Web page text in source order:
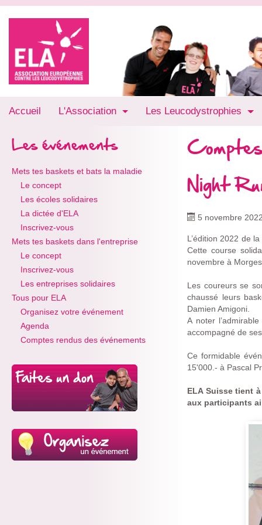
Accueil L'Association Les Leucodystrophies
Les événements
Mets tes baskets et bats la maladie
Le concept
Les écoles solidaires
La dictée d'ELA
Inscrivez-vous
Mets tes baskets dans l'entreprise
Le concept
Inscrivez-vous
Les entreprises solidaires
Tous pour ELA
Organisez votre événement
Agenda
Comptes rendus des événements
Night
5 novembre
L’édition 2022 de
Cette course
novembre à
Les coureurs se
chaussé leurs
Damien Amigoni.
A noter
accompagné de
Ce formidable
15'000.- à Pascal
ELA Suisse tient
aux participants